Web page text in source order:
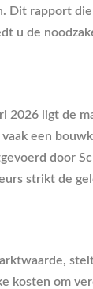
Dit rapport
u de
2026 ligt de
een
door
strikt de
kosten om